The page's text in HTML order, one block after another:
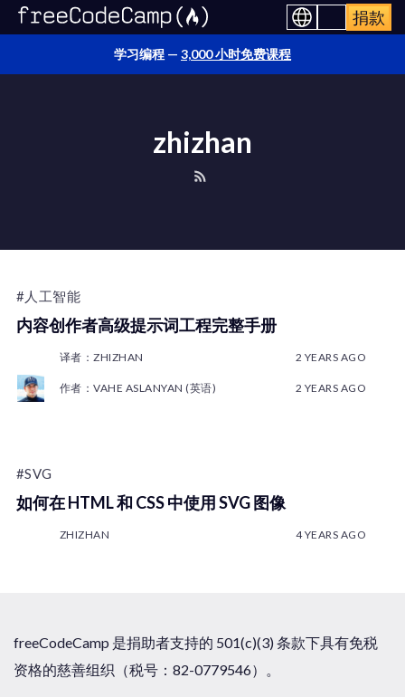
捐款
学习编程 — 3,000 小时免费课程
zhizhan
#人工智能
内容创作者高级提示词工程完整手册
译者：ZHIZHAN 2 YEARS AGO
作者：VAHE ASLANYAN (英语) 2 YEARS AGO
#SVG
如何在 HTML 和 CSS 中使用 SVG 图像
ZHIZHAN 4 YEARS AGO
freeCodeCamp 是捐助者支持的 501(c)(3) 条款下具有免税
资格的慈善组织（税号：82-0779546）。